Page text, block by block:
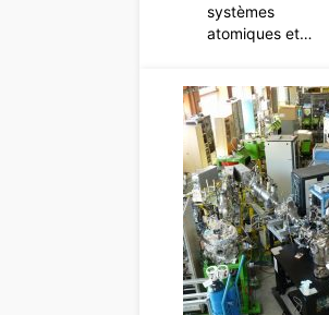
systèmes
atomiques et…